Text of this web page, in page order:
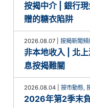
按揭中介 | 銀行
贈的糖衣陷阱
2026.08.07 |按揭新聞頻
非本地收入 | 北
息按揭難關
2026.08.04 |按市動態,
2026年第2季末